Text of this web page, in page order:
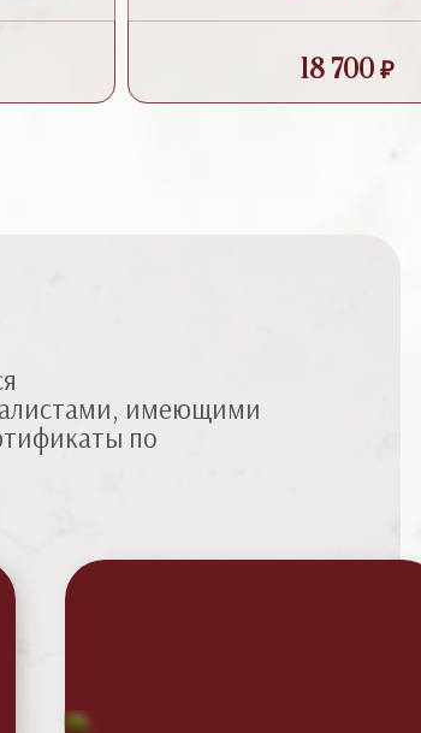
18 700 ₽
имеющими
по